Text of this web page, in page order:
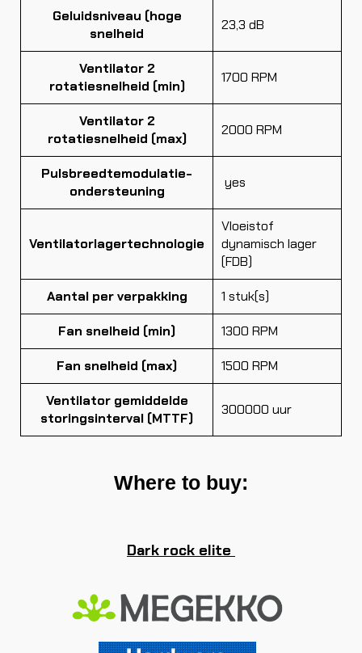
Geluidsniveau (hoge
snelheid
23,3 dB
Ventilator 2
rotatiesnelheid (min)
1700 RPM
Ventilator 2
rotatiesnelheid (max)
2000 RPM
Pulsbreedtemodulatie-
ondersteuning
yes
Ventilatorlagertechnologie
Vloeistof
dynamisch lager
(FDB)
Aantal per verpakking 1 stuk(s)
Fan snelheid (min) 1300 RPM
Fan snelheid (max) 1500 RPM
Ventilator gemiddelde
storingsinterval (MTTF)
300000 uur
Where to buy:
Dark rock elite